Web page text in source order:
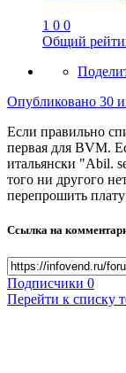
1 0 0
Общий
Опубликовано 30
Если правильно
первая для BVM.
итальянски "Abil.
того ни другого
перепрошить
Ссылка на
Подписчики 0
Перейти к списку